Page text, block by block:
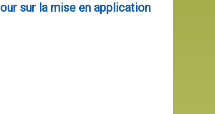
sur la mise en application